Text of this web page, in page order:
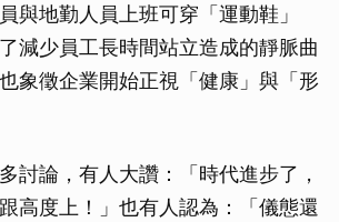
與地勤人員上班可穿「運動鞋」
減少員工長時間站立造成的靜脈曲
象徵企業開始正視「健康」與「形
討論，有人大讚：「時代進步了，
高度上！」也有人認為：「儀態還